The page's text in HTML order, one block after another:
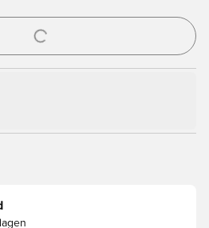
te loggen of je aan te melden als lid